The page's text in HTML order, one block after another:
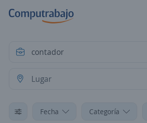
Fecha Categoría